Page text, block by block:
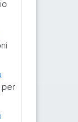
per